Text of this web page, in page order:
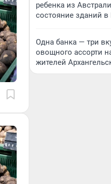
ребенка из
состояние зданий
Одна банка — три
овощного ассорти
жителей